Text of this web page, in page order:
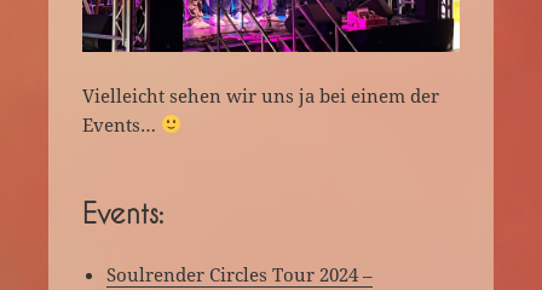
Vielleicht sehen wir uns ja bei einem der
Events…
Events:
Soulrender Circles Tour 2024 –